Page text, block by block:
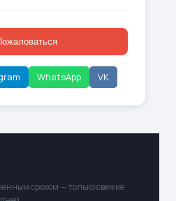
WhatsApp VK
сроком — только свежие